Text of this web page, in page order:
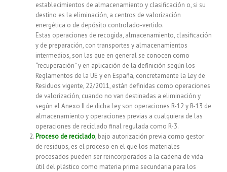
establecimientos de almacenamiento y clasificación o, si su
destino es la eliminación, a centros de valorización
energética o de depósito controlado-vertido.
Estas operaciones de recogida, almacenamiento, clasificación
y de preparación, con transportes y almacenamientos
intermedios, son las que en general se conocen como
“recuperación” y en aplicación de la definición según los
Reglamentos de la UE y en España, concretamente la Ley de
Residuos vigente, 22/2011, están definidas como operaciones
de valorización, cuando no van destinadas a eliminación y
según el Anexo II de dicha Ley son operaciones R-12 y R-13 de
almacenamiento y operaciones previas a cualquiera de las
operaciones de reciclado final regulada como R-3.
Proceso de reciclado, bajo autorización previa como gestor
de residuos, es el proceso en el que los materiales
procesados pueden ser reincorporados a la cadena de vida
útil del plástico como materia prima secundaria para los